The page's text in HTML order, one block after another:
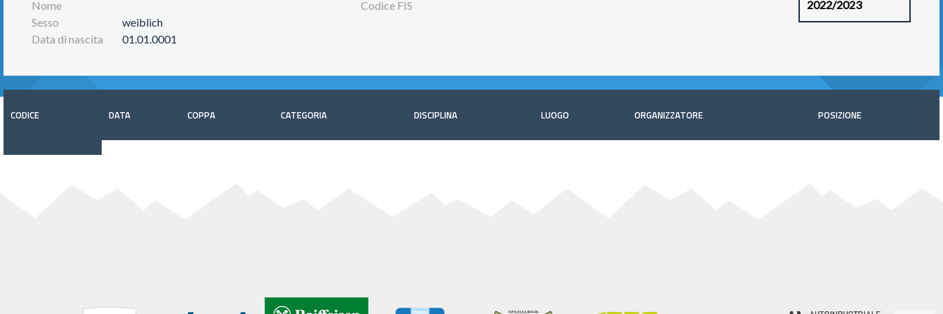
Nome
Sesso
weiblich
Data di nascita
01.01.0001
Codice FIS
CODICE DATA COPPA CATEGORIA DISCIPLINA LUOGO ORGANIZZATORE POSIZIONE